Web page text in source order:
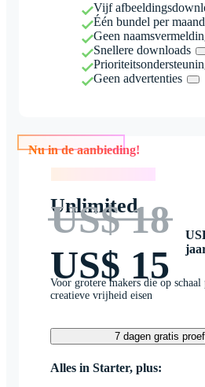
Vijf
Één bundel per maand
Geen
Snellere downloads
Geen advertenties
Nu in de aanbieding!
Unlimited
US$ 18
US$ 15
Voor grotere makers die op schaal
creatieve vrijheid eisen
7 dagen gratis
Alles in Starter, plus: